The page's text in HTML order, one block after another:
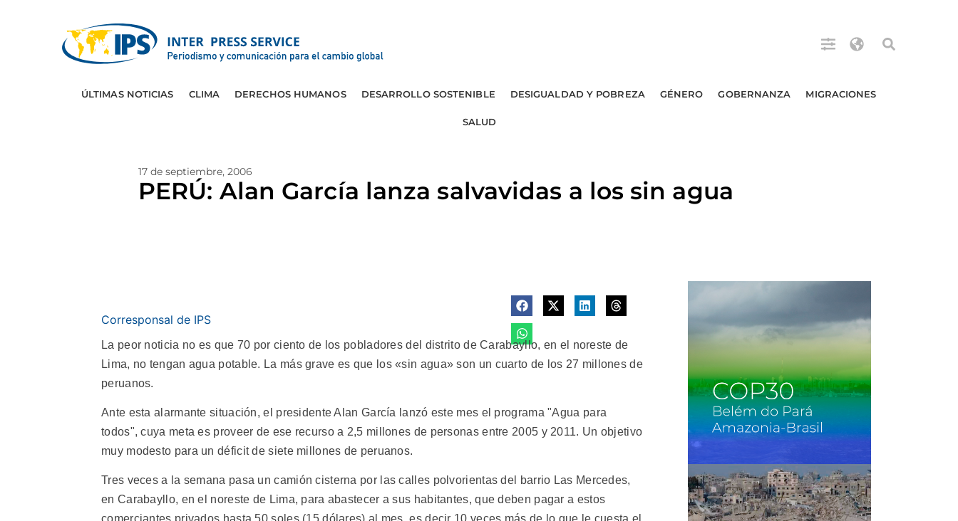
ÚLTIMAS NOTICIAS CLIMA DERECHOS HUMANOS DESARROLLO SOSTENIBLE DESIGUALDAD Y POBREZA GÉNERO GOBERNANZA MIGRACIONES
SALUD
17 de septiembre, 2006
PERÚ: Alan García lanza salvavidas a los sin agua
Corresponsal de IPS
La peor noticia no es que 70 por ciento de los pobladores del distrito de Carabayllo, en el noreste de
Lima, no tengan agua potable. La más grave es que los «sin agua» son un cuarto de los 27 millones de
peruanos.
Ante esta alarmante situación, el presidente Alan García lanzó este mes el programa "Agua para
todos", cuya meta es proveer de ese recurso a 2,5 millones de personas entre 2005 y 2011. Un objetivo
muy modesto para un déficit de siete millones de peruanos.
Tres veces a la semana pasa un camión cisterna por las calles polvorientas del barrio Las Mercedes,
en Carabayllo, en el noreste de Lima, para abastecer a sus habitantes, que deben pagar a estos